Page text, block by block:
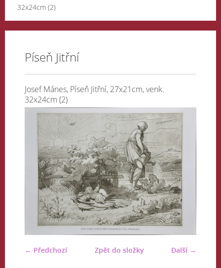
32x24cm (2)
Píseň Jitřní
Josef Mánes, Píseň Jitřní, 27x21cm, venk.
32x24cm (2)
← Předchozí Další →
Zpět do složky